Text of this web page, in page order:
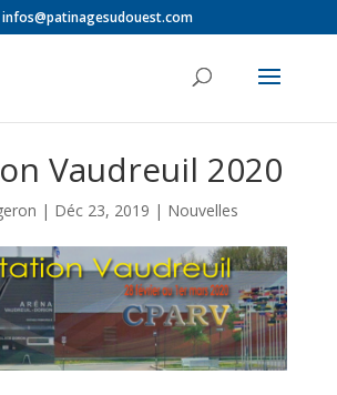
infos@patinagesudouest.com
Vaudreuil 2020
| Déc 23, 2019 | Nouvelles